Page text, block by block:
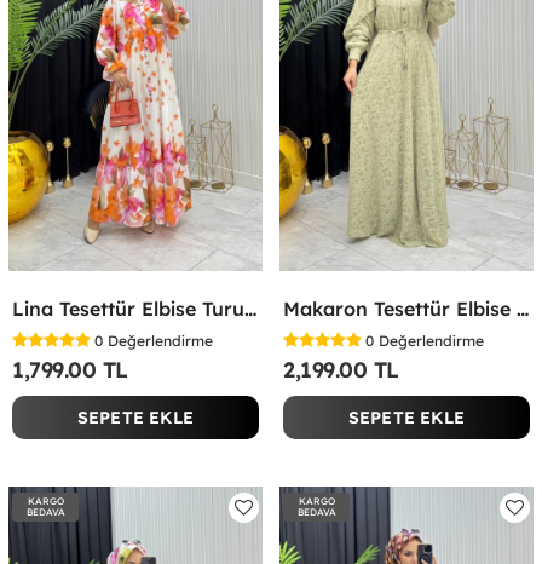
Lina Tesettür Elbise Turuncu Turuncu
0 Değerlendirme
1,799.00 TL
SEPETE EKLE
Makaron Tesettür Elbise Yeşil Yeşil
0 Değerlendirme
2,199.00 TL
SEPETE EKLE
KARGO
BEDAVA
KARGO
BEDAVA